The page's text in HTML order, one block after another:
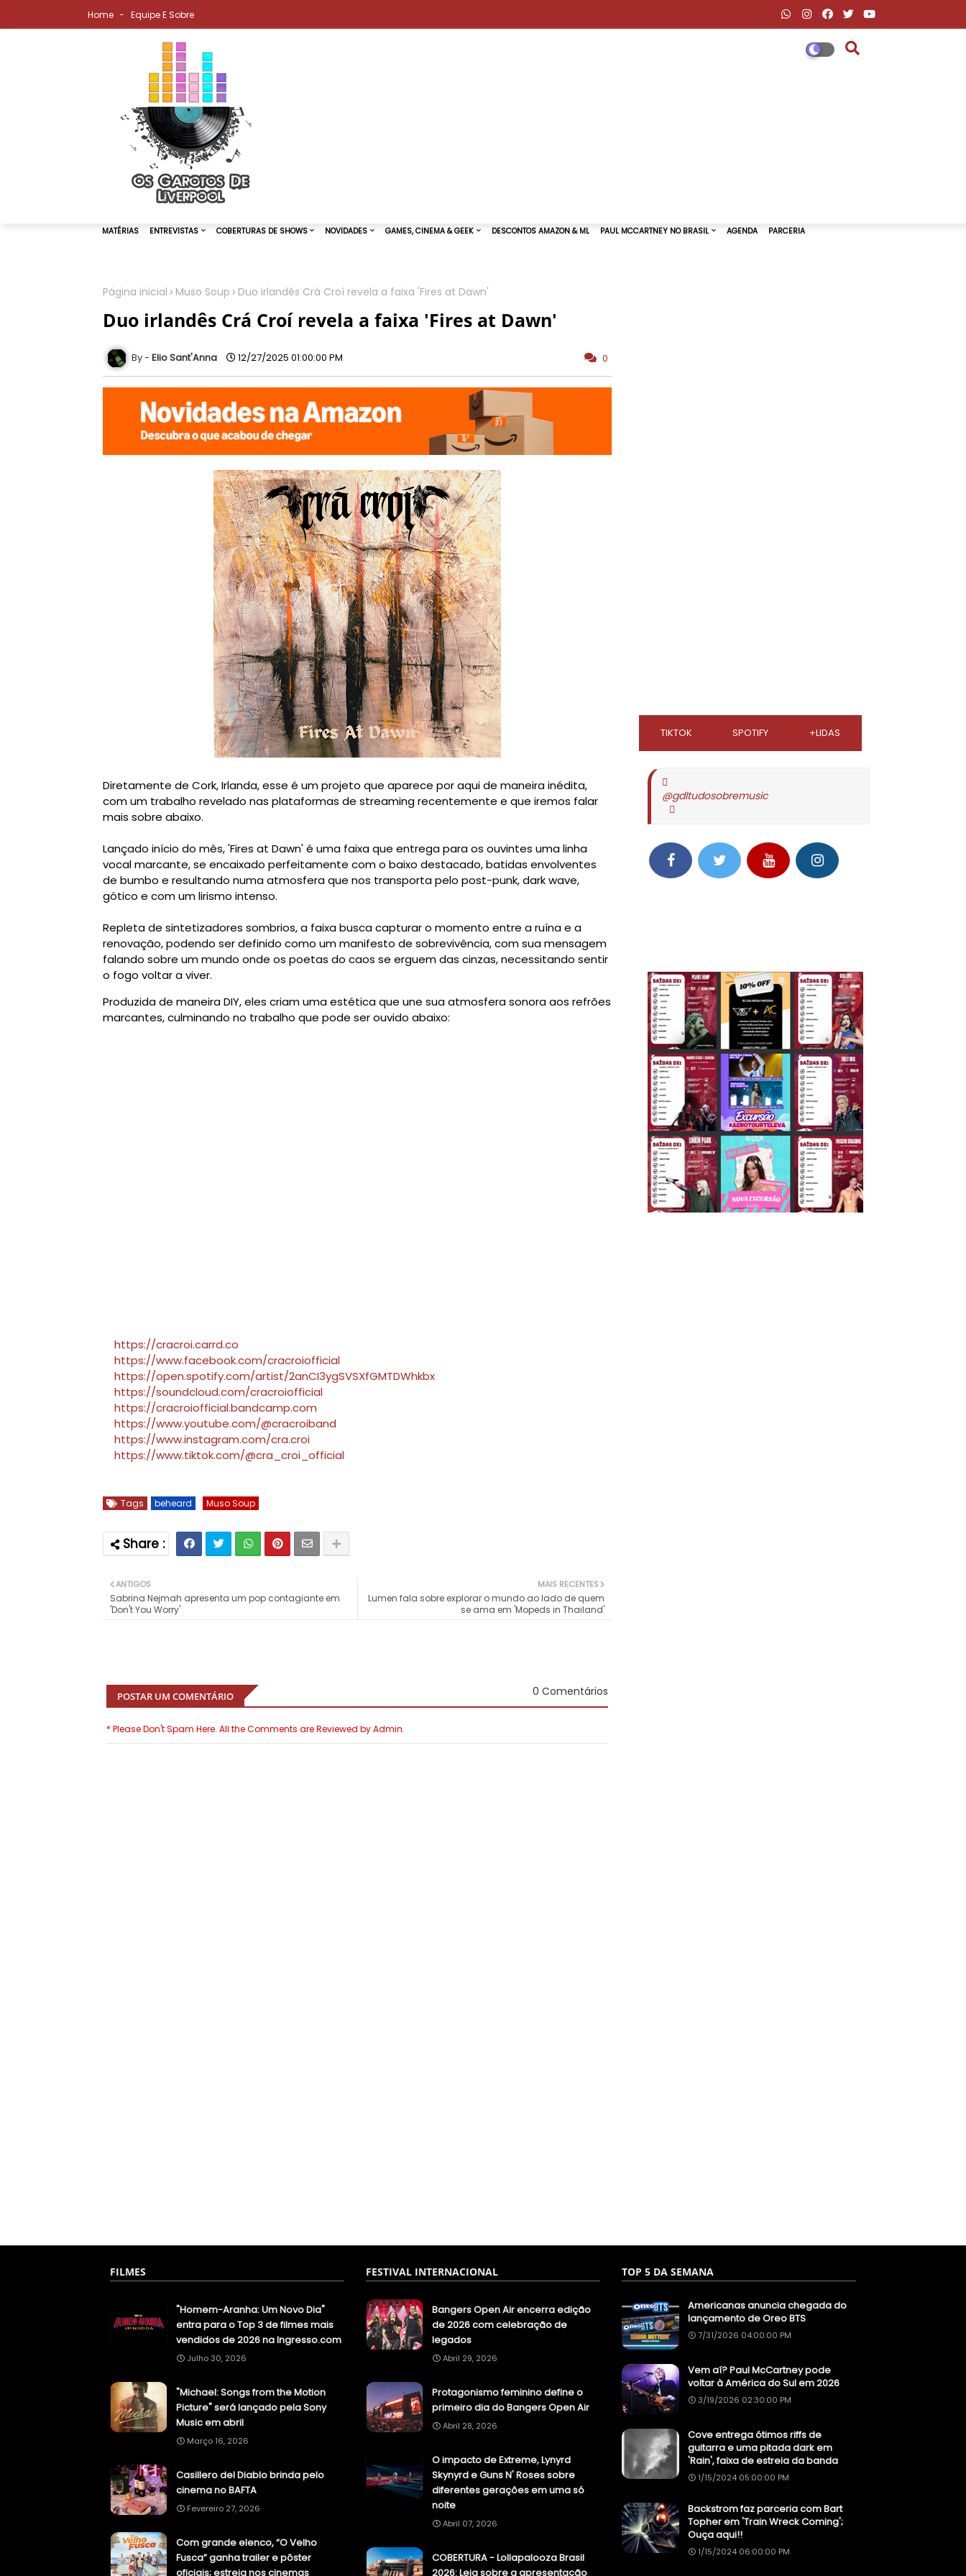
Home Equipe E Sobre
Página inicial Muso Soup Duo irlandês Crá Croí revela a faixa 'Fires at Dawn'
Duo irlandês Crá Croí revela a faixa 'Fires at Dawn'
Elio Sant'Anna 12/27/2025 01:00:00 PM 0
Diretamente de Cork, Irlanda, esse é um projeto que aparece por aqui de maneira inédita,
com um trabalho revelado nas plataformas de streaming recentemente e que iremos falar
mais sobre abaixo.
Lançado início do mês, 'Fires at Dawn' é uma faixa que entrega para os ouvintes uma linha
vocal marcante, se encaixado perfeitamente com o baixo destacado, batidas envolventes
de bumbo e resultando numa atmosfera que nos transporta pelo post-punk, dark wave,
gótico e com um lirismo intenso.
Repleta de sintetizadores sombrios, a faixa busca capturar o momento entre a ruína e a
renovação, podendo ser definido como um manifesto de sobrevivência, com sua mensagem
falando sobre um mundo onde os poetas do caos se erguem das cinzas, necessitando sentir
o fogo voltar a viver.
Produzida de maneira DIY, eles criam uma estética que une sua atmosfera sonora aos refrões
marcantes, culminando no trabalho que pode ser ouvido abaixo:
https://cracroi.carrd.co
https://www.facebook.com/cracroiofficial
https://open.spotify.com/artist/2anCI3ygSVSXfGMTDWhkbx
https://soundcloud.com/cracroiofficial
https://cracroiofficial.bandcamp.com
https://www.youtube.com/@cracroiband
https://www.instagram.com/cra.croi
https://www.tiktok.com/@cra_croi_official
Tags beheard Muso Soup
MAIS RECENTES
Lumen fala sobre explorar o mundo ao lado de quem
se ama em 'Mopeds in Thailand'
ANTIGOS
Sabrina Nejmah apresenta um pop contagiante em
'Don't You Worry'
POSTAR UM COMENTÁRIO 0 Comentários
* Please Don't Spam Here. All the Comments are Reviewed by Admin.
TIKTOK SPOTIFY +LIDAS
@gdltudosobremusic
FILMES
"Homem-Aranha: Um Novo Dia"
entra para o Top 3 de filmes mais
vendidos de 2026 na Ingresso.com
Julho 30, 2026
"Michael: Songs from the Motion
Picture" será lançado pela Sony
Music em abril
Março 16, 2026
Casillero del Diablo brinda pelo
cinema no BAFTA
Fevereiro 27, 2026
Com grande elenco, “O Velho
Fusca” ganha trailer e pôster
oficiais; estreia nos cinemas
FESTIVAL INTERNACIONAL
Bangers Open Air encerra edição
de 2026 com celebração de
legados
Abril 29, 2026
Protagonismo feminino define o
primeiro dia do Bangers Open Air
Abril 28, 2026
O impacto de Extreme, Lynyrd
Skynyrd e Guns N' Roses sobre
diferentes gerações em uma só
noite
Abril 07, 2026
COBERTURA - Lollapalooza Brasil
2026: Leia sobre a apresentação
TOP 5 DA SEMANA
Americanas anuncia chegada do
lançamento de Oreo BTS
7/31/2026 04:00:00 PM
Vem aí? Paul McCartney pode
voltar à América do Sul em 2026
3/19/2026 02:30:00 PM
Cove entrega ótimos riffs de
guitarra e uma pitada dark em
'Rain', faixa de estreia da banda
1/15/2024 05:00:00 PM
Backstrom faz parceria com Bart
Topher em 'Train Wreck Coming';
Ouça aqui!!
1/15/2024 06:00:00 PM